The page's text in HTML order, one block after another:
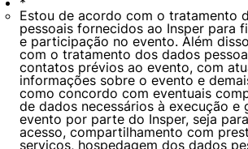
Estou de acordo com o tratamento
pessoais fornecidos ao Insper para
e participação no evento. Além
com o tratamento dos dados
contatos prévios ao evento, com
informações sobre o evento e
como concordo com eventuais
de dados necessários à execução e
evento por parte do Insper, seja
acesso, compartilhamento com
serviços, hospedagem dos dados